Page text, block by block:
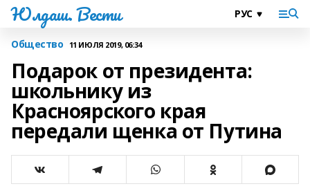
Юлдаш. Вести
Общество 11 ИЮЛЯ 2019, 06:34
Подарок от президента:
школьнику из
Красноярского края
передали щенка от Путина